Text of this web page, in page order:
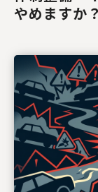
やめますか